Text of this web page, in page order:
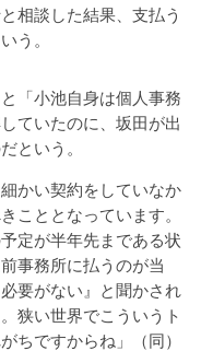
相談した結果、支払う
う。
「小池自身は個人事務
ていたのに、坂田が出
という。
かい契約をしていなか
こととなっています。
定が半年先まである状
事務所に払うのが当
要がない』と聞かされ
狭い世界でこういうト
ちですからね」（同）